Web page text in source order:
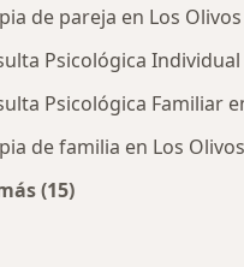
de pareja en Los Olivos
Psicológica
Psicológica Familiar
de familia en Los Olivos
(15)